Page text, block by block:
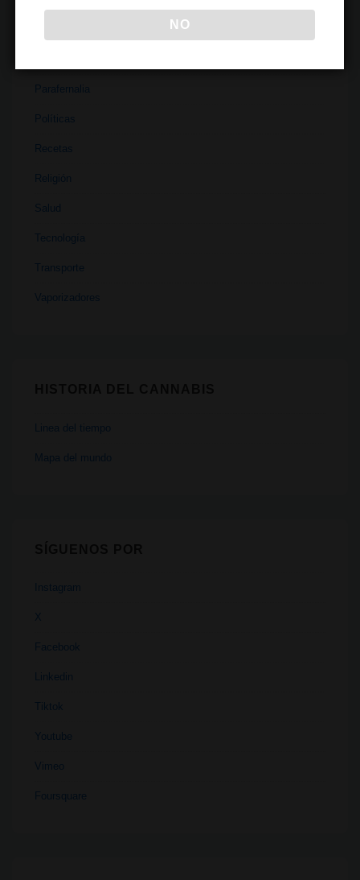
Parafernalia
Políticas
Recetas
Religión
Salud
Tecnología
Transporte
Vaporizadores
Linea del tiempo
Mapa del mundo
Instagram
X
Facebook
Linkedin
Tiktok
Youtube
Vimeo
Foursquare
NO